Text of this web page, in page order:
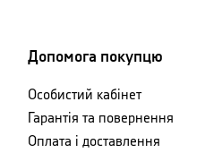
Допомога покупцю
Особистий кабінет
Гарантія та повернення
Оплата і доставлення